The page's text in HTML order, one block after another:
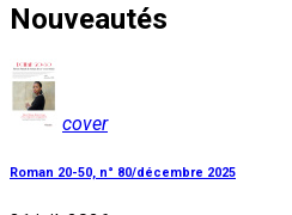
Nouveautés
cover
Roman 20-50, n° 80/décembre 2025